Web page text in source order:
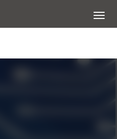
展開選